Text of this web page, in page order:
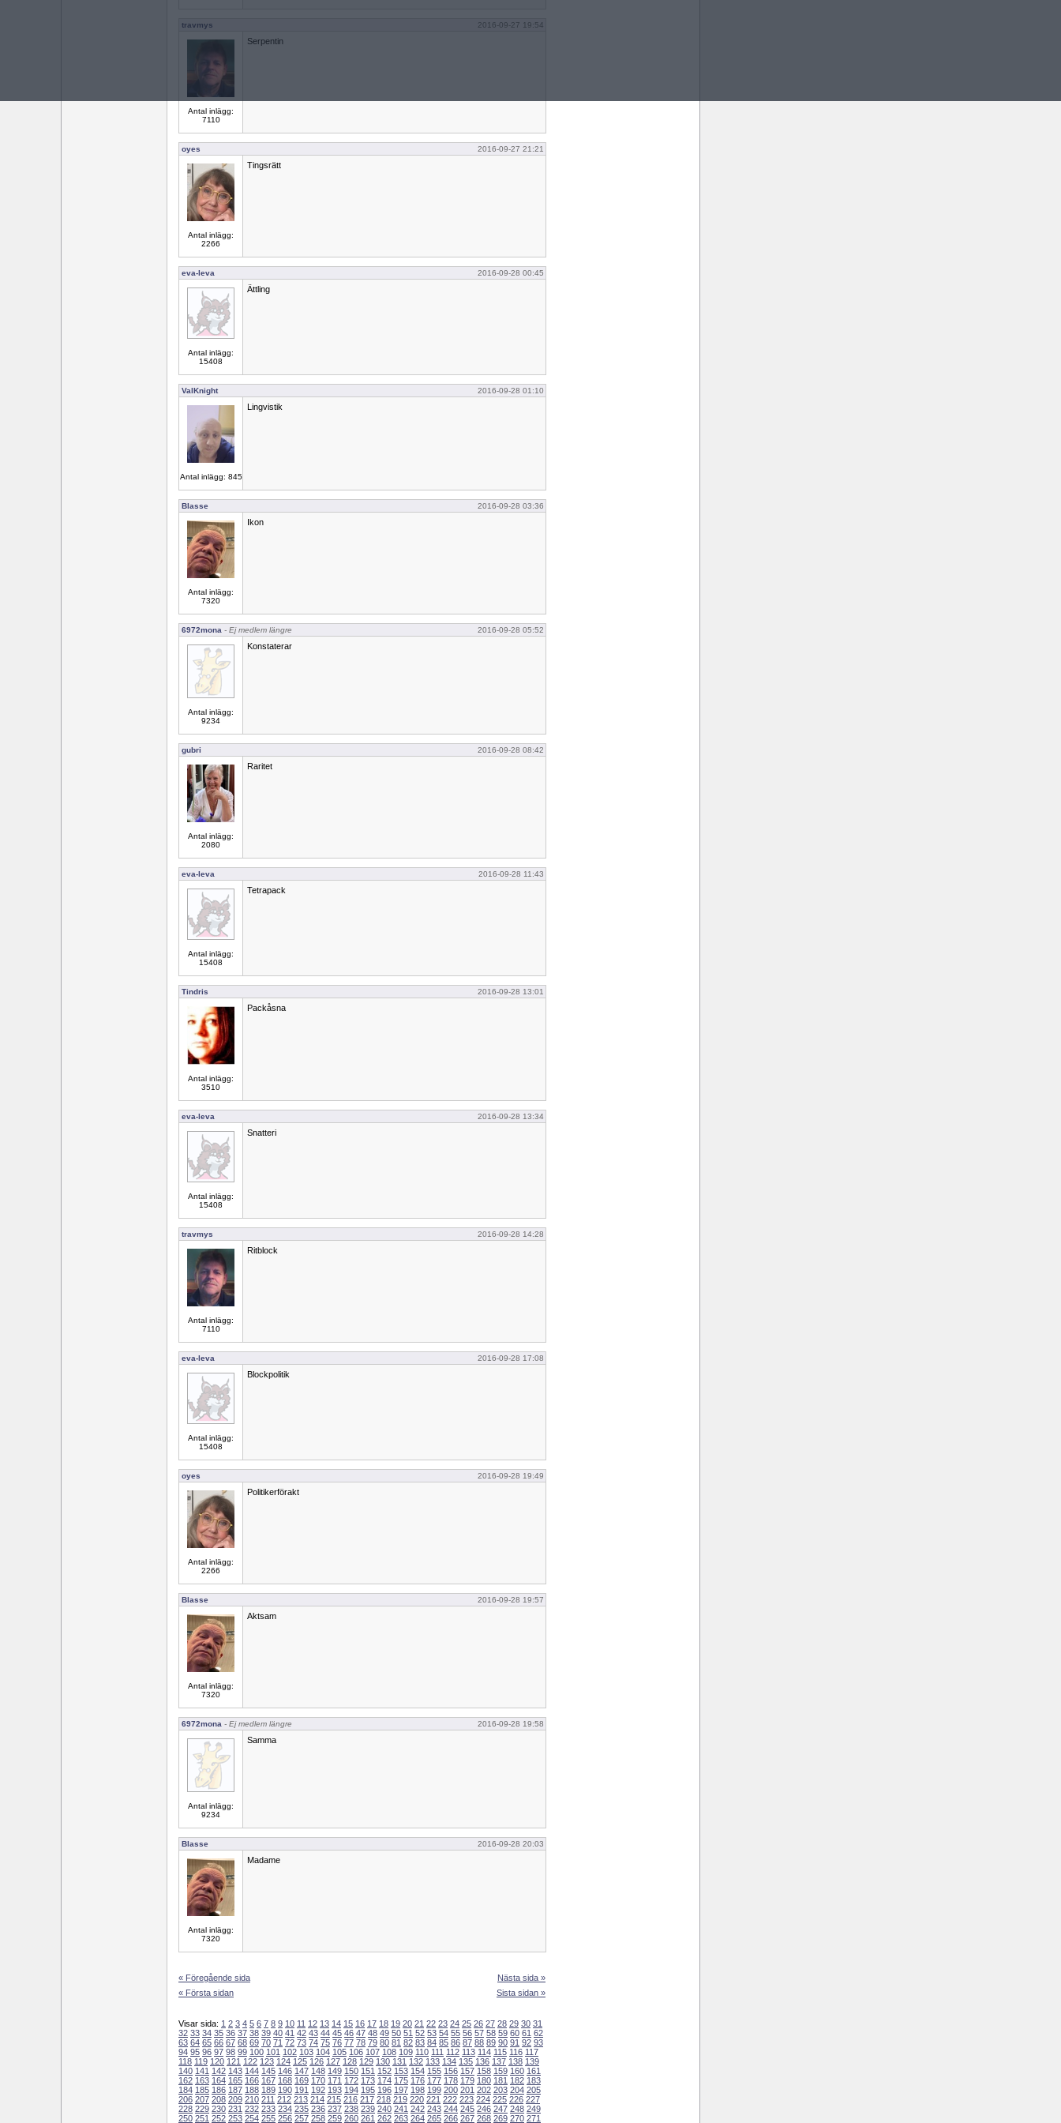
travmys 2016-09-27 19:54
Antal inlägg:
7110
Serpentin
oyes 2016-09-27 21:21
Antal inlägg:
2266
Tingsrätt
eva-leva 2016-09-28 00:45
Antal inlägg:
15408
Ättling
ValKnight 2016-09-28 01:10
Antal inlägg: 845
Lingvistik
Blasse 2016-09-28 03:36
Antal inlägg:
7320
Ikon
6972mona - Ej medlem längre 2016-09-28 05:52
Antal inlägg:
9234
Konstaterar
gubri 2016-09-28 08:42
Antal inlägg:
2080
Raritet
eva-leva 2016-09-28 11:43
Antal inlägg:
15408
Tetrapack
Tindris 2016-09-28 13:01
Antal inlägg:
3510
Packåsna
eva-leva 2016-09-28 13:34
Antal inlägg:
15408
Snatteri
travmys 2016-09-28 14:28
Antal inlägg:
7110
Ritblock
eva-leva 2016-09-28 17:08
Antal inlägg:
15408
Blockpolitik
oyes 2016-09-28 19:49
Antal inlägg:
2266
Politikerförakt
Blasse 2016-09-28 19:57
Antal inlägg:
7320
Aktsam
6972mona - Ej medlem längre 2016-09-28 19:58
Antal inlägg:
9234
Samma
Blasse 2016-09-28 20:03
Antal inlägg:
7320
Madame
« Föregående sida
« Första sidan
Nästa sida »
Sista sidan »
Visar sida: 1 2 3 4 5 6 7 8 9 10 11 12 13 14 15 16 17 18 19 20 21 22 23 24 25 26 27 28 29 30 31
32 33 34 35 36 37 38 39 40 41 42 43 44 45 46 47 48 49 50 51 52 53 54 55 56 57 58 59 60 61 62
63 64 65 66 67 68 69 70 71 72 73 74 75 76 77 78 79 80 81 82 83 84 85 86 87 88 89 90 91 92 93
94 95 96 97 98 99 100 101 102 103 104 105 106 107 108 109 110 111 112 113 114 115 116 117
118 119 120 121 122 123 124 125 126 127 128 129 130 131 132 133 134 135 136 137 138 139
140 141 142 143 144 145 146 147 148 149 150 151 152 153 154 155 156 157 158 159 160 161
162 163 164 165 166 167 168 169 170 171 172 173 174 175 176 177 178 179 180 181 182 183
184 185 186 187 188 189 190 191 192 193 194 195 196 197 198 199 200 201 202 203 204 205
206 207 208 209 210 211 212 213 214 215 216 217 218 219 220 221 222 223 224 225 226 227
228 229 230 231 232 233 234 235 236 237 238 239 240 241 242 243 244 245 246 247 248 249
250 251 252 253 254 255 256 257 258 259 260 261 262 263 264 265 266 267 268 269 270 271